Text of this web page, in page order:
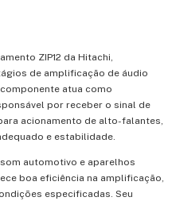
ZIP12 da Hitachi,
de amplificação de áudio
atua como
por receber o sinal de
acionamento de alto-falantes,
e estabilidade.
automotivo e aparelhos
boa eficiência na amplificação,
especificadas. Seu